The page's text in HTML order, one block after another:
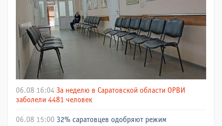
06.08 16:04 За неделю в Саратовской области ОРВИ
заболели 4481 человек
06.08 15:00 32% саратовцев одобряют режим